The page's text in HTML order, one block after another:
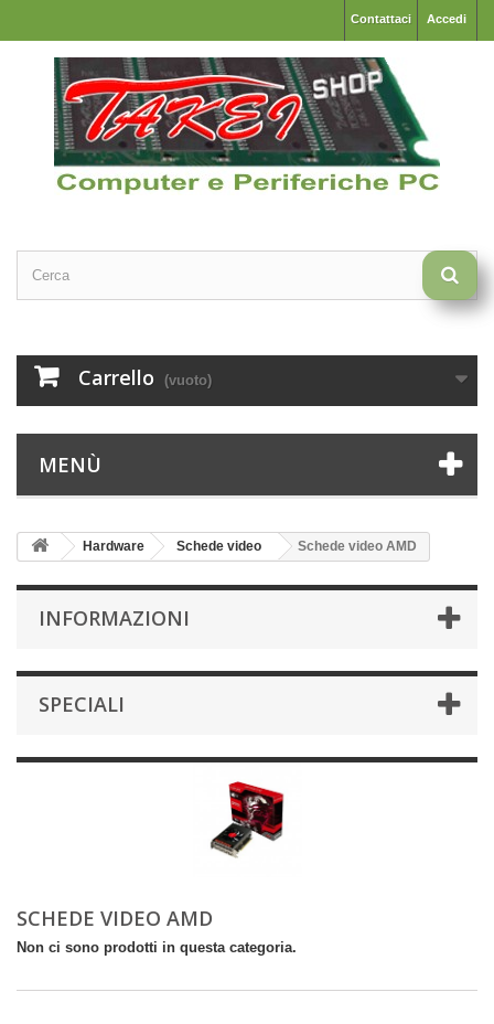
Accedi
Contattaci
Carrello (vuoto)
MENÙ
Hardware Schede video Schede video AMD
INFORMAZIONI
SPECIALI
SCHEDE VIDEO AMD
Non ci sono prodotti in questa categoria.